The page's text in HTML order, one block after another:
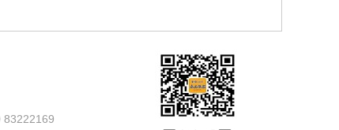
83222169